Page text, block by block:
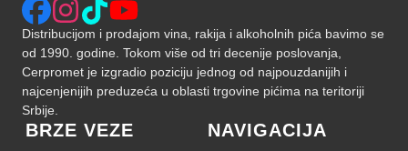
Distribucijom i prodajom vina, rakija i alkoholnih pića bavimo se
od 1990. godine. Tokom više od tri decenije poslovanja,
Cerpromet je izgradio poziciju jednog od najpouzdanijih i
najcenjenijih preduzeća u oblasti trgovine pićima na teritoriji
Srbije.
BRZE VEZE NAVIGACIJA